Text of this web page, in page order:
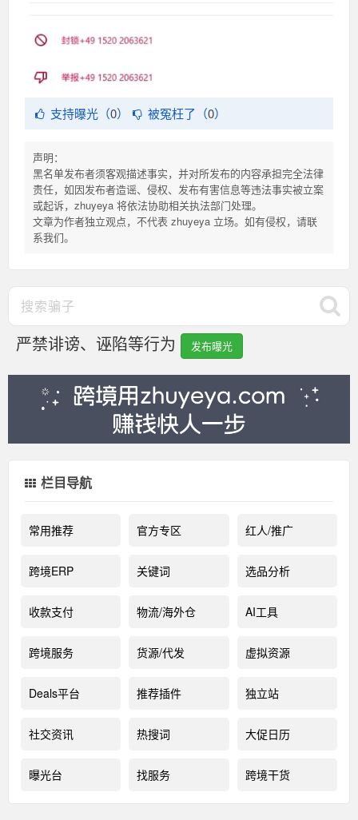
支持曝光（0） 被冤枉了（0）
声明：
黑名单发布者须客观描述事实，并对所发布的内容承担完全法律
责任，如因发布者造谣、侵权、发布有害信息等违法事实被立案
或起诉，zhuyeya 将依法协助相关执法部门处理。
文章为作者独立观点，不代表 zhuyeya 立场。如有侵权，请联
系我们。
严禁诽谤、诬陷等行为 发布曝光
栏目导航
常用推荐 官方专区 红人/推广
跨境ERP 关键词 选品分析
收款支付 物流/海外仓 AI工具
跨境服务 货源/代发 虚拟资源
Deals平台 推荐插件 独立站
社交资讯 热搜词 大促日历
曝光台 找服务 跨境干货